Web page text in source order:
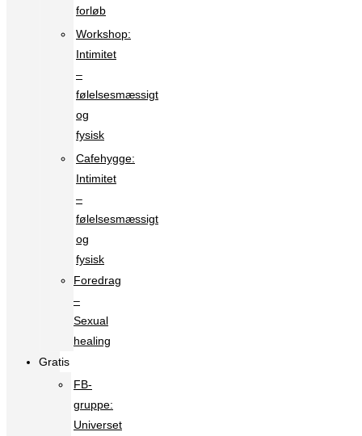
forløb
Workshop:
Intimitet
–
følelsesmæssigt
og
fysisk
Cafehygge:
Intimitet
–
følelsesmæssigt
og
fysisk
Foredrag
–
Sexual
healing
Gratis
FB-
gruppe:
Universet